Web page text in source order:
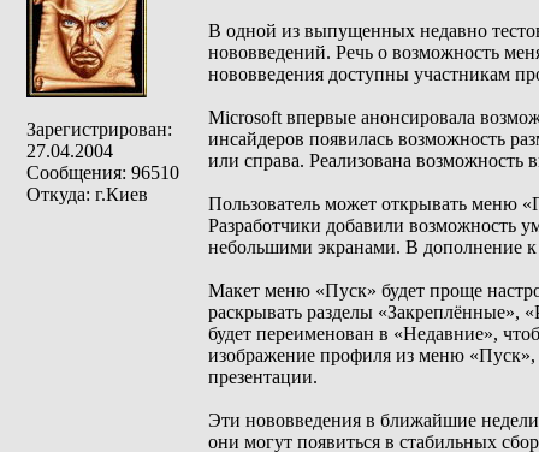
Зарегистрирован:
27.04.2004
Сообщения: 96510
Откуда: г.Киев
В одной из выпущенных недавно
нововведений. Речь о возможность
нововведения доступны участникам
Microsoft впервые анонсировала
инсайдеров появилась возможность
или справа. Реализована возможность
Пользователь может открывать меню
Разработчики добавили возможность
небольшими экранами. В дополнение
Макет меню «Пуск» будет проще
раскрывать разделы «Закреплённые»,
будет переименован в «Недавние»,
изображение профиля из меню «Пуск»,
презентации.
Эти нововведения в ближайшие недели
они могут появиться в стабильных